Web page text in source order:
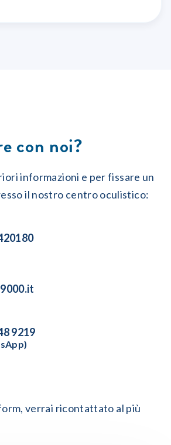
con noi?
informazioni e per fissare un
il nostro centro oculistico:
9219
verrai ricontattato al più